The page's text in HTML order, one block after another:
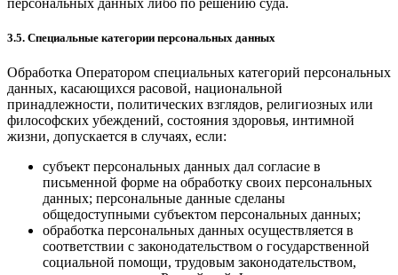
3.5. Специальные категории персональных данных
Обработка Оператором специальных категорий персональных
данных, касающихся расовой, национальной
принадлежности, политических взглядов, религиозных или
философских убеждений, состояния здоровья, интимной
жизни, допускается в случаях, если:
субъект персональных данных дал согласие в
письменной форме на обработку своих персональных
данных; персональные данные сделаны
общедоступными субъектом персональных данных;
обработка персональных данных осуществляется в
соответствии с законодательством о государственной
социальной помощи, трудовым законодательством,